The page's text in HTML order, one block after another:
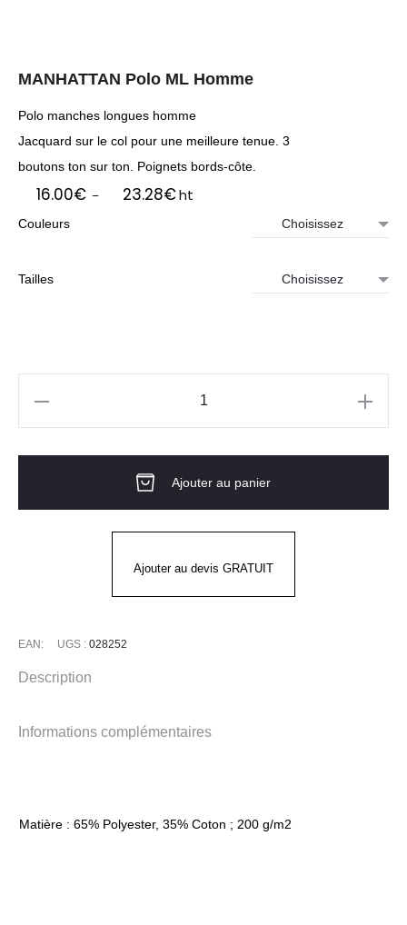
MANHATTAN Polo ML Homme
Polo manches longues homme
Jacquard sur le col pour une meilleure tenue. 3
boutons ton sur ton. Poignets bords-côte.
16.00€ – 23.28€Plage
ht
Couleurs
Tailles
ML
Ajouter au panier
Ajouter au devis GRATUIT
EAN: UGS : 028252
Description
Informations complémentaires
Matière : 65% Polyester, 35% Coton ; 200 g/m2